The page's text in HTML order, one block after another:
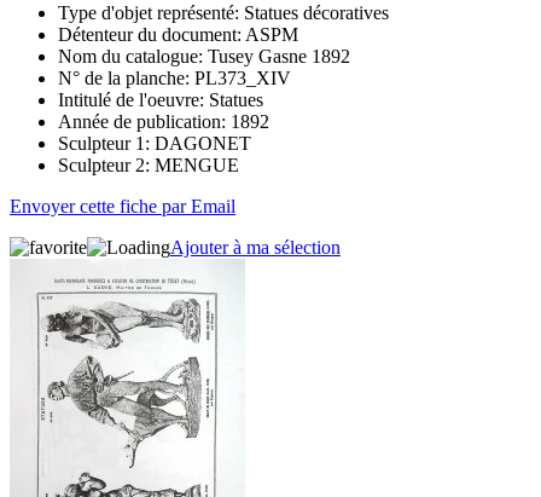
Type d'objet représenté: Statues décoratives
Détenteur du document: ASPM
Nom du catalogue: Tusey Gasne 1892
N° de la planche: PL373_XIV
Intitulé de l'oeuvre: Statues
Année de publication: 1892
Sculpteur 1: DAGONET
Sculpteur 2: MENGUE
Envoyer cette fiche par Email
Ajouter à ma sélection